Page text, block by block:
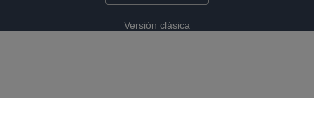
Versión clásica